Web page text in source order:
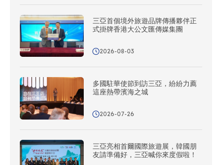
三亞首個境外旅遊品牌傳播夥伴正
式掛牌香港大公文匯傳媒集團
2026-08-03
多國駐華使節到訪三亞，紛紛力薦
這座熱帶濱海之城
2026-07-26
三亞亮相首爾國際旅遊展，韓國朋
友請準備好，三亞喊你來度假啦！